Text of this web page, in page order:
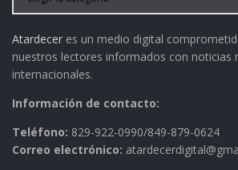
Atardecer es un medio digital
nuestros lectores informados con noticias
internacionales.
Información de contacto:
Teléfono: 829-922-0990/849-879-0624
Correo electrónico: